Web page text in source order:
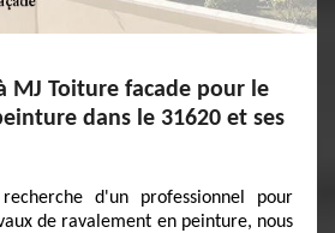
MJ Toiture facade pour le
dans le 31620 et ses
d'un professionnel pour
de ravalement en peinture, nous